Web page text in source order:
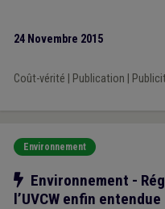
24 Novembre 2015
Coût-vérité Publication
Environnement
Notre action
Environnement -
l’UVCW enfin entendue